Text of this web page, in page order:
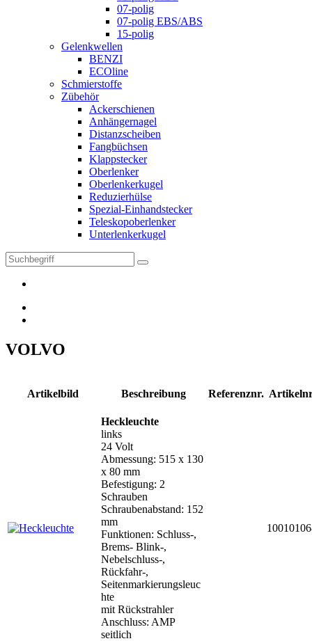
07-polig
07-polig EBS/ABS
15-polig
Gelenkwellen
BENZI
ECOline
Schmierstoffe
Zübehör
Ackerschienen
Anhängernagel
Distanzscheiben
Fangbüchsen
Klappstecker
Oberlenker
Oberlenkerkugel
Reduzierhülse
Spezial-Einhandstecker
Teleskopoberlenker
Unterlenkerkugel
VOLVO
Artikelbild Beschreibung Referenznr.
Heckleuchte
links
24 Volt
Abmessung: 515 x 130
x 80 mm
Befestigung: 2
Schrauben
Schraubenabstand: 152
mm
Funktionen: Schluss-,
Brems- Blink-,
Nebelschluss-,
Rückfahr-,
Seitenmarkierungsleuc
hte
mit Rückstrahler
Anschluss: AMP
seitlich